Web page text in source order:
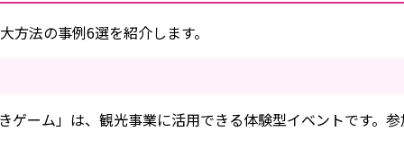
法の事例6選を紹介します。
ゲーム」は、観光事業に活用できる体験型イベントです。